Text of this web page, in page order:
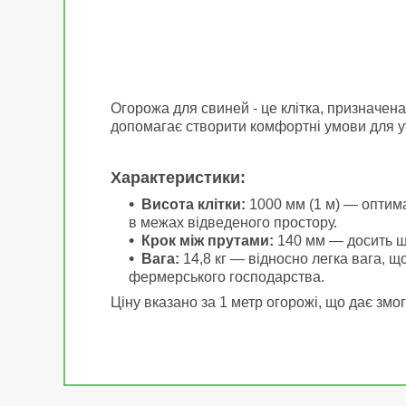
Огорожа для свиней - це клітка,
допомагає створити комфортні умови для
Характеристики:
Висота клітки: 1000 мм (1 м) —
в межах відведеного простору.
Крок між прутами: 140 мм — досить
Вага: 14,8 кг — відносно легка вага,
фермерського господарства.
Ціну вказано за 1 метр огорожі, що дає